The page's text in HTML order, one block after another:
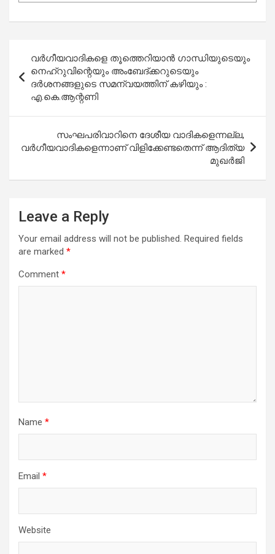
navigation
വര്‍ഗീയവാദികളെ തൂത്തെറിയാന്‍ ഗാന്ധിയുടെയും
നെഹ്‌റുവിന്റെയും അംബേദ്ക്കറുടെയും
ദര്‍ശനങ്ങളുടെ സമന്വയത്തിന് കഴിയും :
എ.കെ.ആന്റണി
സംഘപരിവാറിനെ ദേശീയ വാദികളെന്നല്ല,
വര്‍ഗീയവാദികളെന്നാണ് വിളിക്കേണ്ടതെന്ന് ആദിത്യ
മുഖര്‍ജി
Leave a Reply
Your email address will not be published. Required fields
are marked *
Comment *
Name *
Email *
Website